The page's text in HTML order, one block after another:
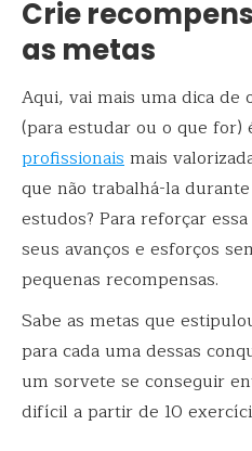
Crie
as metas
Aqui, vai mais uma dica de
(para estudar ou o que for)
profissionaismais
que não trabalhá-la
estudos? Para reforçar
seus avanços e esforços
pequenas recompensas.
Sabe as metas que
para cada uma dessas
um sorvete se conseguir
difícil a partir de 10